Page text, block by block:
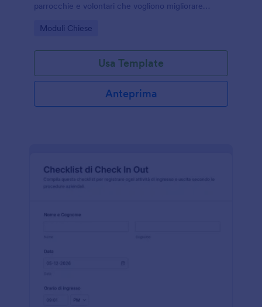
parrocchie e volontari che vogliono migliorare
Jotform.
Go to Category:
Moduli Chiese
Usa Template
Anteprima